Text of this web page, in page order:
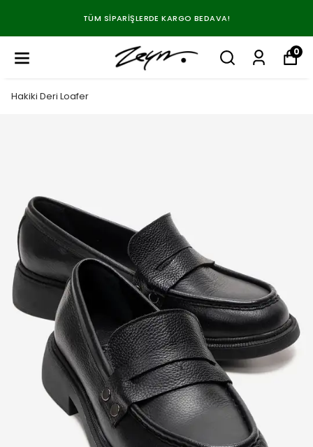
TÜM SIPARIŞLERDE KARGO BEDAVA!
0
Hakiki Deri Loafer